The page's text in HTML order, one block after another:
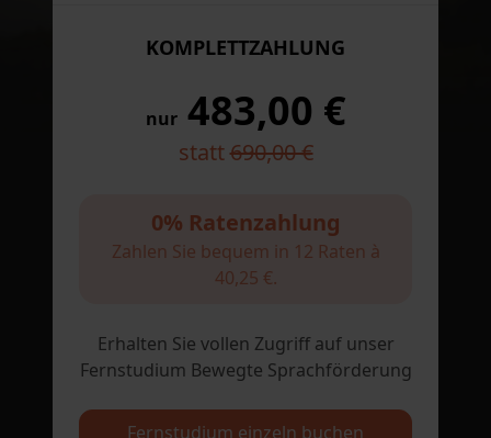
KOMPLETTZAHLUNG
nur483,00 €
statt690,00 €
0% Ratenzahlung
Zahlen Sie bequem in 12 Raten à
40,25 €.
Erhalten Sie vollen Zugriff auf unser
Fernstudium Bewegte Sprachförderung
Fernstudium einzeln buchen